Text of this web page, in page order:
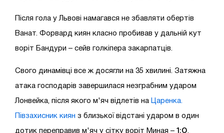
Після гола у Львові намагався не збавляти обертів
Ванат. Форвард киян класно пробивав у дальній кут
воріт Бандури – сейв голкіпера закарпатців.
Свого динамівці все ж досягли на 35 хвилині. Затяжна
атака господарів завершилася незграбним ударом
Лонвейка, після якого м'яч відлетів на Царенка.
Півзахисник киян з близької відстані ударом в один
дотик переправив м'яч у сітку воріт Миная – 1:0